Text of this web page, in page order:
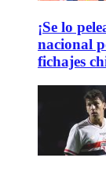
¡Se lo
nacional
fichajes